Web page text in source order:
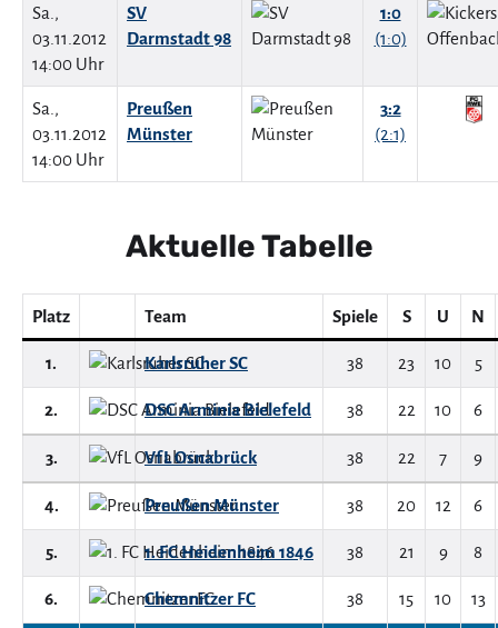
Sa.,
03.11.2012
14:00 Uhr
SV
Darmstadt 98
1:0
(1:0)
Sa.,
03.11.2012
14:00 Uhr
Preußen
Münster
3:2
(2:1)
Aktuelle Tabelle
Platz Team Spiele S U N
1. Karlsruher SC 38 23 10 5
2. DSC Arminia Bielefeld 38 22 10 6
3. VfL Osnabrück 38 22 7 9
4. Preußen Münster 38 20 12 6
5. 1. FC Heidenheim 1846 38 21 9 8
6. Chemnitzer FC 38 15 10 13